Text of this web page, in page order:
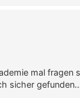
mal fragen
sicher